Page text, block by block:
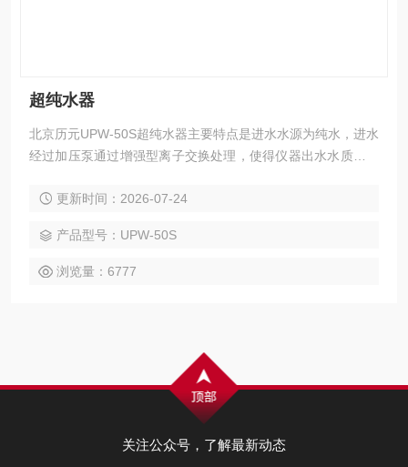
超纯水器
北京历元UPW-50S超纯水器主要特点是进水水源为纯水，进水
经过加压泵通过增强型离子交换处理，使得仪器出水水质达到
更新时间：2026-07-24
产品型号：UPW-50S
浏览量：6777
关注公众号，了解最新动态